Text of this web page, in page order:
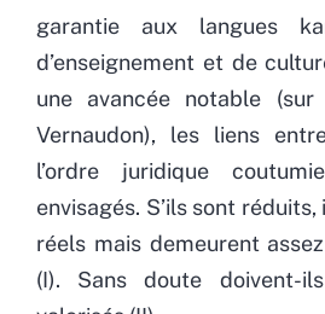
garantie aux langues
d’enseignement et de
une avancée notable
Vernaudon), les liens
l’ordre juridique
envisagés. S’ils sont
réels mais demeurent
(I). Sans doute doivent-